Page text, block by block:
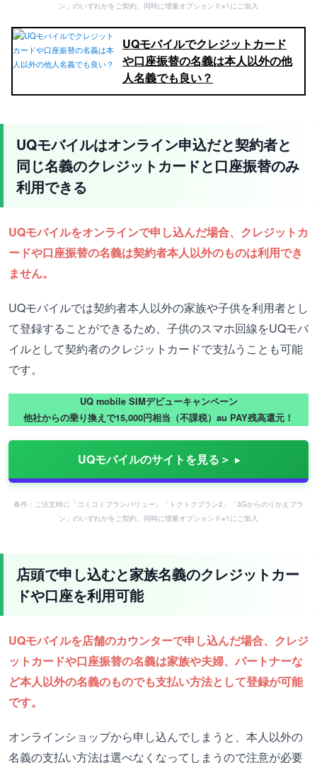
ン」のいずれかをご契約、同時に増量オプションⅡ※1にご加入
UQモバイルでクレジットカード
や口座振替の名義は本人以外の他
人名義でも良い？
UQモバイルはオンライン申込だと契約者と
同じ名義のクレジットカードと口座振替のみ
利用できる
UQモバイルをオンラインで申し込んだ場合、クレジットカ
ードや口座振替の名義は契約者本人以外のものは利用でき
ません。
UQモバイルでは契約者本人以外の家族や子供を利用者とし
て登録することができるため、子供のスマホ回線をUQモバ
イルとして契約者のクレジットカードで支払うことも可能
です。
UQ mobile SIMデビューキャンペーン
他社からの乗り換えで15,000円相当（不課税）au PAY残高還元！
UQモバイルのサイトを見る＞
条件：ご注文時に「コミコミプランバリュー」「トクトクプラン2」「3Gからのりかえプラ
ン」のいずれかをご契約、同時に増量オプションⅡ※1にご加入
店頭で申し込むと家族名義のクレジットカー
ドや口座を利用可能
UQモバイルを店舗のカウンターで申し込んだ場合、クレジ
ットカードや口座振替の名義は家族や夫婦、パートナーな
ど本人以外の名義のものでも支払い方法として登録が可能
です。
オンラインショップから申し込んでしまうと、本人以外の
名義の支払い方法は選べなくなってしまうので注意が必要